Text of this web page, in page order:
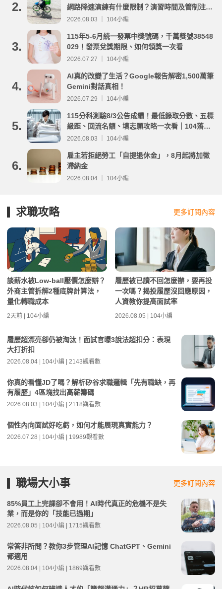
2.
網路降速演練有什麼限制？演習時間及管制注意
事項整理
2026.08.03 ｜ 104小編
3.
115年5-6月統一發票中獎號碼，千萬獎號38548
029！發票兌獎期限、如何領獎一次看
2026.07.27 ｜ 104小編
4.
AI真的改變了生活？Google報告解密1,500萬筆
Gemini對話真相！
2026.07.29 ｜ 104小編
5.
115分科測驗8/3公告成績！最低錄取分數、五標
級距、回流名額、填志願攻略一次看｜104落點
分析
2026.08.03 ｜ 104小編
6.
雇主若拒絕勞工「自提退休金」，8月起將加徵
滯納金
2026.08.04 ｜ 104小編
求職攻略 更多訂閱內容
談薪水被Low-ball壓價怎麼辦？
外商主管拆解2種底牌計算法，
量化轉職成本
2天前 | 104小編
履歷被已讀不回怎麼辦，要再投
一次嗎？揭投履歷沒回應原因，
人資教你提高面試率
2026.08.05 | 104小編
履歷超漂亮卻仍被淘汰！面試官曝3說法超扣分：表現
大打折扣
2026.08.04 | 104小編 | 2143觀看數
你真的看懂JD了嗎？解析矽谷求職邏輯「先有職缺，再
有履歷」4區塊找出高薪籌碼
2026.08.03 | 104小編 | 2118觀看數
個性內向面試好吃虧，如何才能展現真實能力？
2026.07.28 | 104小編 | 19989觀看數
職場大小事 更多訂閱內容
85%員工上完課卻不會用！AI時代真正的危機不是失
業，而是你的「技能已過期」
2026.08.05 | 104小編 | 1715觀看數
常答非所問？教你3步管理AI記憶 ChatGPT、Gemini
都適用
2026.08.04 | 104小編 | 1869觀看數